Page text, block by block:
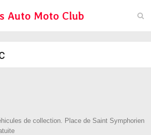
Auto Moto Club
de collection. Place de Saint Symphorien